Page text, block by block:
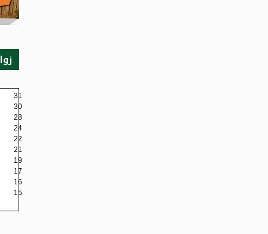
31
30
28
24
22
21
19
17
16
15